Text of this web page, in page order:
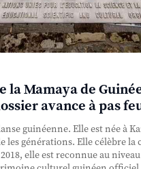
la Mamaya de
avance à pas
guinéenne. Elle est née à
les générations. Elle célèbre la
elle est reconnue au